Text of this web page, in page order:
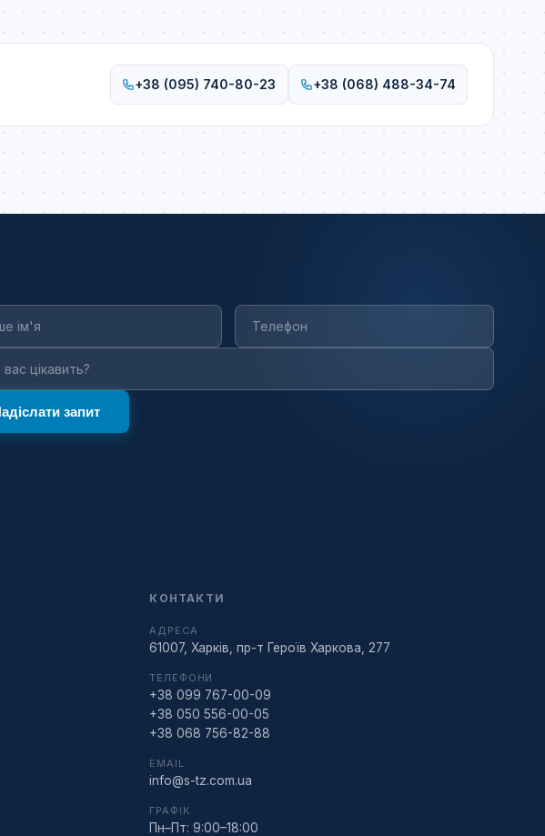
+38 (095) 740-80-23 +38 (068) 488-34-74
КОНТАКТИ
АДРЕСА
61007, Харків, пр-т Героїв Харкова, 277
ТЕЛЕФОНИ
+38 099 767-00-09
+38 050 556-00-05
+38 068 756-82-88
EMAIL
info@s-tz.com.ua
ГРАФІК
Пн–Пт: 9:00–18:00